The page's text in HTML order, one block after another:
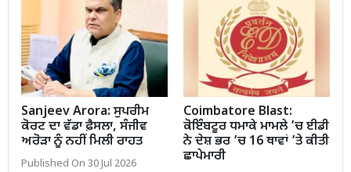
Sanjeev Arora: ਸੁਪਰੀਮ
ਕੋਰਟ ਦਾ ਵੱਡਾ ਫ਼ੈਸਲਾ, ਸੰਜੀਵ
ਅਰੋੜਾ ਨੂੰ ਨਹੀਂ ਮਿਲੀ ਰਾਹਤ
Published On 30 Jul 2026
Coimbatore Blast:
ਕੋਇੰਬਟੂਰ ਧਮਾਕੇ ਮਾਮਲੇ ’ਚ ਈਡੀ
ਨੇ ਦੇਸ਼ ਭਰ ’ਚ 16 ਥਾਵਾਂ ’ਤੇ ਕੀਤੀ
ਛਾਪੇਮਾਰੀ